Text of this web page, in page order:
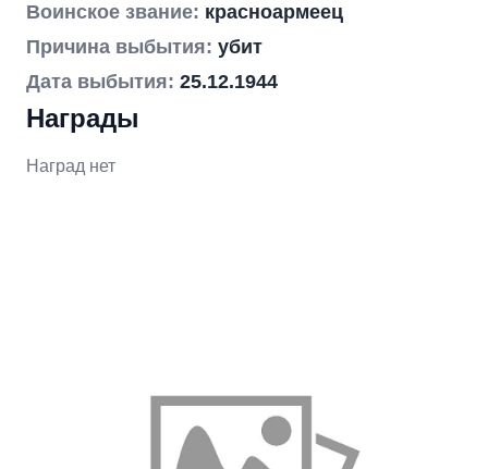
Воинское звание: красноармеец
Причина выбытия: убит
Дата выбытия: 25.12.1944
Награды
Наград нет